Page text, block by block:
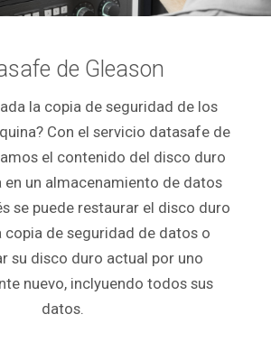
de Gleason
la copia de seguridad de los
Con el servicio datasafe de
el contenido del disco duro
en un almacenamiento de datos
se puede restaurar el disco duro
copia de seguridad de datos o
su disco duro actual por uno
nuevo, inclyuendo todos sus
datos.